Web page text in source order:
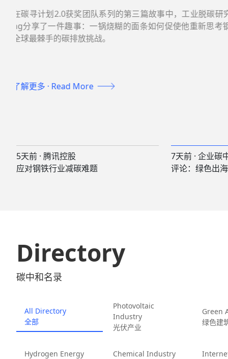
Jiaozhou Factory
评论：绿色出海进入「系统输出」时
利电站到胶州工厂的中国答卷
综合最近三天五条企业新闻，剖析中国绿色产业出海在
了解更多 · Read More
5天前 · 腾讯控股
应对钢铁行业减碳难题
7天前 · 企业碳
评论：绿色出
Directory
碳中和名录
All Directory
全部
Photovoltaic
Industry
光伏产业
Green
绿色建
Hydrogen Energy
Chemical Industry